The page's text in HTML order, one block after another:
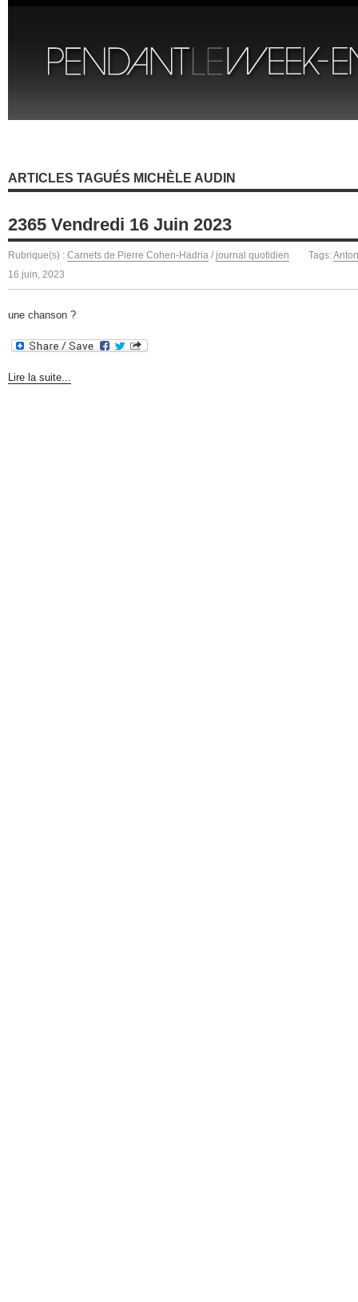
ARTICLES TAGUÉS MICHÈLE AUDIN
2365 Vendredi 16 Juin 2023
Rubrique(s) : Carnets de Pierre Cohen-Hadria / journal quotidien Tags:
16 juin, 2023
une chanson ?
Lire la suite...